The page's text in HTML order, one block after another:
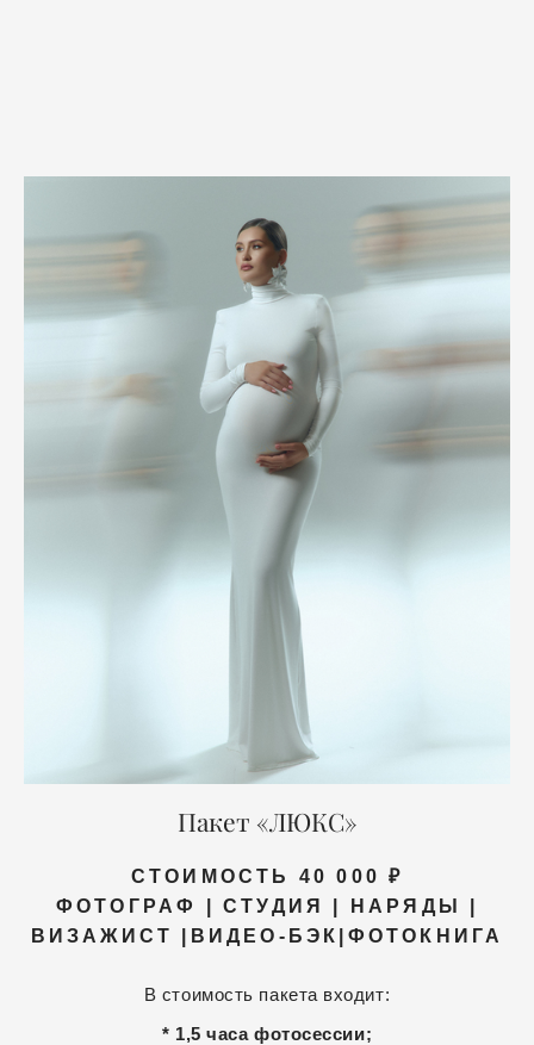
Пакет «ЛЮКС»
СТОИМОСТЬ 40 000 ₽
ФОТОГРАФ | СТУДИЯ | НАРЯДЫ |
ВИЗАЖИСТ |ВИДЕО-БЭК|ФОТОКНИГА
В стоимость пакета входит:
* 1,5 часа фотосессии;